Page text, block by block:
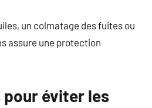
un colmatage des fuites ou
assure une protection
éviter les